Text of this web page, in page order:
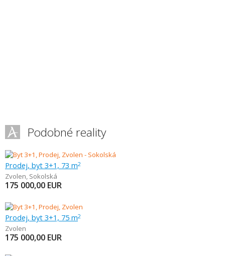
Podobné reality
Prodej, byt 3+1, 73 m2
Zvolen, Sokolská
175 000,00 EUR
Prodej, byt 3+1, 75 m2
Zvolen
175 000,00 EUR